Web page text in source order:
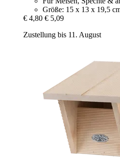
Größe: 15 x 13 x 19,5
€ 4,80 € 5,09
Zustellung bis 11. August